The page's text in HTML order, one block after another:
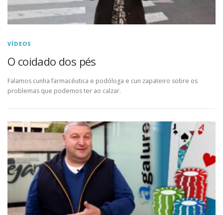
VÍDEOS
O coidado dos pés
Falamos cunha farmacéutica e podóloga e cun zapateiro sobre os
problemas que podemos ter ao calzar.